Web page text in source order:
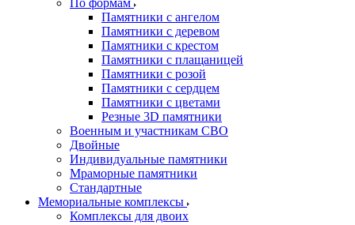
По формам
Памятники с ангелом
Памятники с деревом
Памятники с крестом
Памятники с плащаницей
Памятники с розой
Памятники с сердцем
Памятники с цветами
Резные 3D памятники
Военным и участникам СВО
Двойные
Индивидуальные памятники
Мраморные памятники
Стандартные
Мемориальные комплексы
Комплексы для двоих